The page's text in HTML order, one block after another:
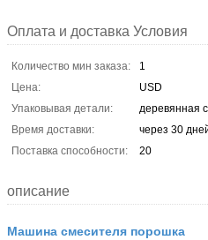
Оплата и доставка Условия
Количество мин заказа:
1
Цена:
USD
Упаковывая детали:
деревянная
Время доставки:
через 30
Поставка способности:
20
описание
Машина смесителя порошка